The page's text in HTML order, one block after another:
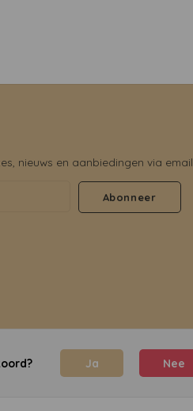
nieuws en aanbiedingen via email
Abonneer
Ja Nee